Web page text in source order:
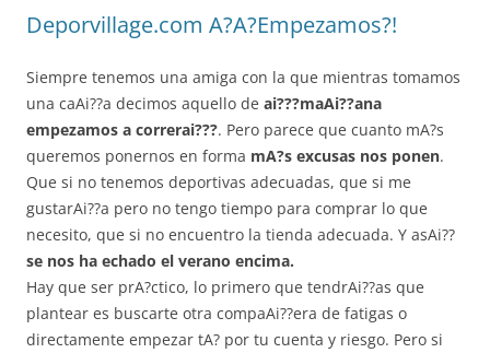
Deporvillage.com A?A?Empezamos?!
Siempre tenemos una amiga con la que mientras tomamos
una caAi??a decimos aquello de ai???maAi??ana
empezamos a correrai???. Pero parece que cuanto mA?s
queremos ponernos en forma mA?s excusas nos ponen.
Que si no tenemos deportivas adecuadas, que si me
gustarAi??a pero no tengo tiempo para comprar lo que
necesito, que si no encuentro la tienda adecuada. Y asAi??
se nos ha echado el verano encima.
Hay que ser prA?ctico, lo primero que tendrAi??as que
plantear es buscarte otra compaAi??era de fatigas o
directamente empezar tA? por tu cuenta y riesgo. Pero si